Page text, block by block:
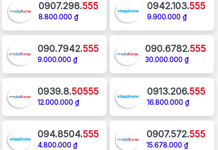
0907.298.555
8.800.000 ₫
0942.103.555
9.900.000 ₫
090.7942.555
9.000.000 ₫
090.6782.555
30.000.000 ₫
0939.8.50555
12.000.000 ₫
0913.206.555
16.800.000 ₫
094.8504.555
4.800.000 ₫
0907.572.555
15.678.000 ₫